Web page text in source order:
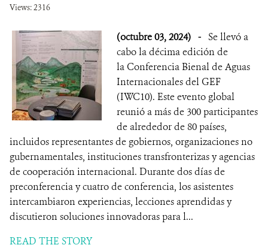
Views: 2316
(octubre 03, 2024) - Se llevó a
cabo la décima edición de
la Conferencia Bienal de Aguas
Internacionales del GEF
(IWC10). Este evento global
reunió a más de 300 participantes
de alrededor de 80 países,
incluidos representantes de gobiernos, organizaciones no
gubernamentales, instituciones transfronterizas y agencias
de cooperación internacional. Durante dos días de
preconferencia y cuatro de conferencia, los asistentes
intercambiaron experiencias, lecciones aprendidas y
discutieron soluciones innovadoras para l...
READ THE STORY